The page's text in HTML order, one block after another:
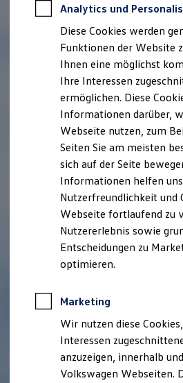
ProfiPartner für
Finanzierung
Für Privatkunden
Für Gewerbekunden
Leasing
Für Privatkunden
Für Gewerbekunden
Versicherungen &
Garantien
Kfz-Versicherung für
Wartungsverträge
Besitzer & Service
Reparatur & Service
Sommer-Special
Reparatur, Pflege &
Servicetermin
Service-Vorteile bei
ServicePlus
Economy Service
Räder & Reifen
Notdienst und
Software, Konnektivität &
California App
VW Connect für
VW Connect für
VW Connect für
VW Connect für
Analytics und
Diese Cookies werden
Funktionen der Website
Ihnen eine möglichst
Ihre Interessen
ermöglichen. Diese
Informationen darüber,
Webseite nutzen, zum
Seiten Sie am meisten
sich auf der Seite
Informationen helfen
Nutzerfreundlichkeit und
Webseite fortlaufend zu
Nutzererlebnis sowie
Entscheidungen zu
optimieren.
Marketing
Wir nutzen diese
Interessen
anzuzeigen, innerhalb
Volkswagen Webseiten.